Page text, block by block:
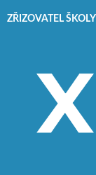
ZŘIZOVATEL ŠKOLY